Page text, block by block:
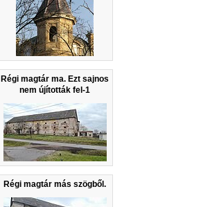
Régi magtár ma. Ezt sajnos
nem újították fel-1
Régi magtár más szögből.